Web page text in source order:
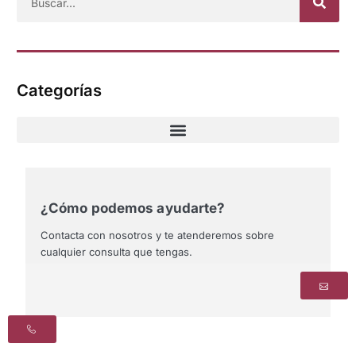
Categorías
¿Cómo podemos ayudarte?
Contacta con nosotros y te atenderemos sobre
cualquier consulta que tengas.